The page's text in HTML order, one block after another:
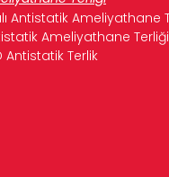
Antistatik Ameliyathane
Ameliyathane Terliği
Antistatik Terlik